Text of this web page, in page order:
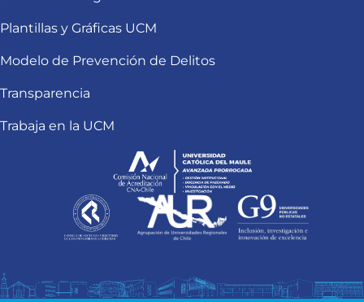
Plantillas y Gráficas UCM
Modelo de Prevención de Delitos
Transparencia
Trabaja en la UCM